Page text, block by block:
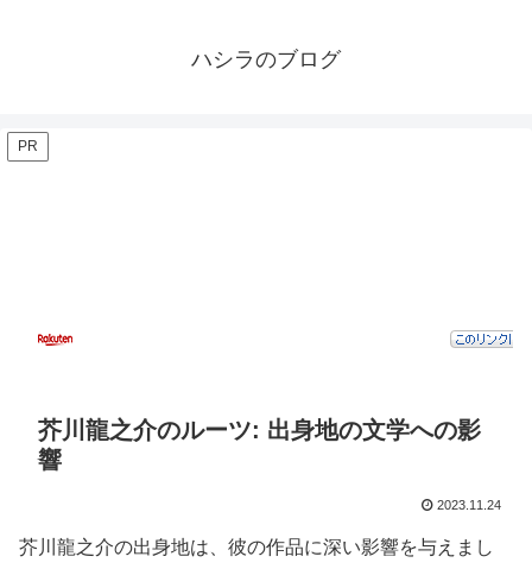
ハシラのブログ
PR
芥川龍之介のルーツ: 出身地の文学への影
響
2023.11.24
芥川龍之介の出身地は、彼の作品に深い影響を与えまし